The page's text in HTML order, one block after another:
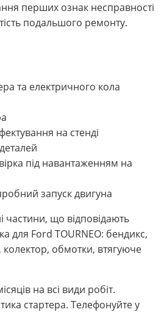
перших ознак несправності
подальшого ремонту.
та електричного кола
на стенді
під навантаженням на
запуск двигуна
частини, що відповідають
для Ford TOURNEO: бендикс,
колектор, обмотки, втягуюче
на всі види робіт.
стартера. Телефонуйте у